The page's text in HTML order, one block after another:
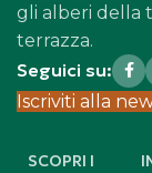
gli alberi della
terrazza.
Seguici su:
Iscriviti alla
SCOPRI I